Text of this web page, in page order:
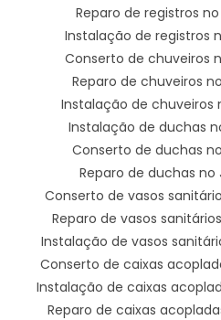
Reparo de registros
Instalação de registros
Conserto de chuveiros
Reparo de chuveiros
Instalação de chuveiros
Instalação de duchas
Conserto de duchas
Reparo de duchas no
Conserto de vasos
Reparo de vasos
Instalação de vasos
Conserto de caixas
Instalação de caixas
Reparo de caixas